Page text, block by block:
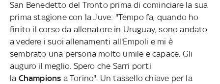
San Benedetto del Tronto prima di cominciare la sua
prima stagione con la Juve: "Tempo fa, quando ho
finito il corso da allenatore in Uruguay, sono andato
a vedere i suoi allenamenti all'Empoli e mi è
sembrato una persona molto umile e capace. Gli
auguro il meglio. Spero che Sarri porti
la Champions a Torino". Un tassello chiave per la